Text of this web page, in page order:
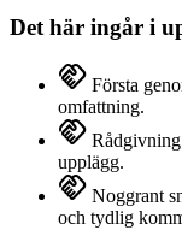
Det här ingår i
handshake Första
omfattning.
handshake
upplägg.
handshake Noggrant
och tydlig